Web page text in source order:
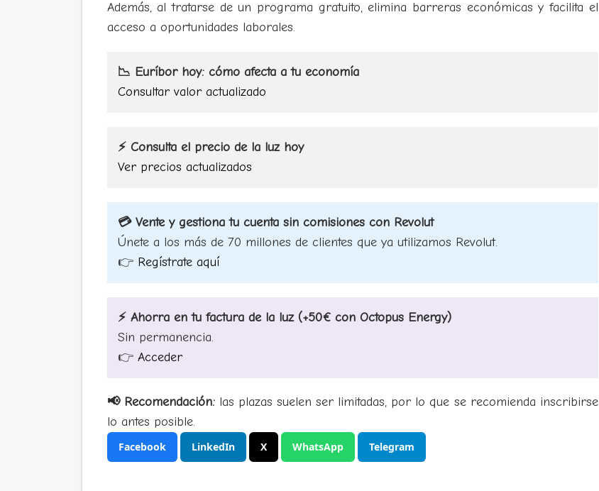
Además, al tratarse de un programa gratuito, elimina barreras económicas y facilita el
acceso a oportunidades laborales.
📉 Euríbor hoy: cómo afecta a tu economía
Consultar valor actualizado
⚡ Consulta el precio de la luz hoy
Ver precios actualizados
💳 Vente y gestiona tu cuenta sin comisiones con Revolut
Únete a los más de 70 millones de clientes que ya utilizamos Revolut.
👉 Regístrate aquí
⚡ Ahorra en tu factura de la luz (+50€ con Octopus Energy)
Sin permanencia.
👉 Acceder
📢 Recomendación:las plazas suelen ser limitadas, por lo que se recomienda inscribirse
lo antes posible.
Facebook LinkedIn X WhatsApp Telegram